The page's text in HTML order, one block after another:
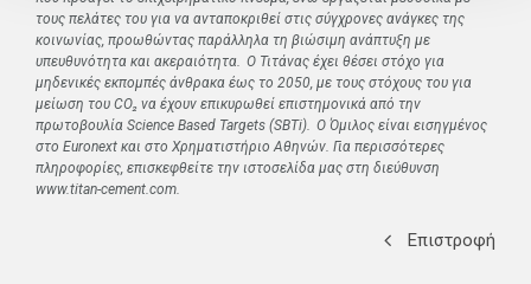
τους πελάτες του για να ανταποκριθεί στις σύγχρονες ανάγκες της
κοινωνίας, προωθώντας παράλληλα τη βιώσιμη ανάπτυξη με
υπευθυνότητα και ακεραιότητα. Ο Τιτάνας έχει θέσει στόχο για
μηδενικές εκπομπές άνθρακα έως το 2050, με τους στόχους του για
μείωση του CO₂ να έχουν επικυρωθεί επιστημονικά από την
πρωτοβουλία Science Based Targets (SBTi). Ο Όμιλος είναι εισηγμένος
στο Euronext και στο Χρηματιστήριο Αθηνών. Για περισσότερες
πληροφορίες, επισκεφθείτε την ιστοσελίδα μας στη διεύθυνση
www.titan-cement.com.
Επιστροφή